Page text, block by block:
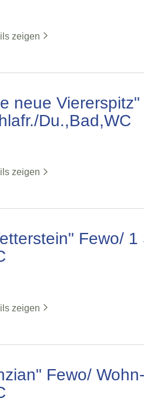
zeigen
neue
Du.,Bad,WC
zeigen
Fewo/
zeigen
Fewo/